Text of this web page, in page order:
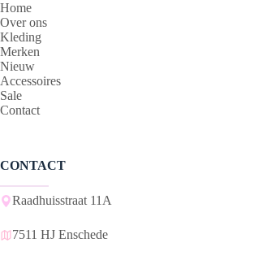
Home
Over ons
Kleding
Merken
Nieuw
Accessoires
Sale
Contact
CONTACT
Raadhuisstraat 11A
7511 HJ Enschede